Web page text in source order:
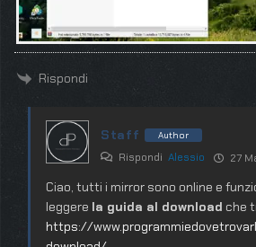
Rispondi
Staff Author
Rispondi Alessio 27
Ciao, tutti i mirror sono online e
leggere la guida al download che
https://